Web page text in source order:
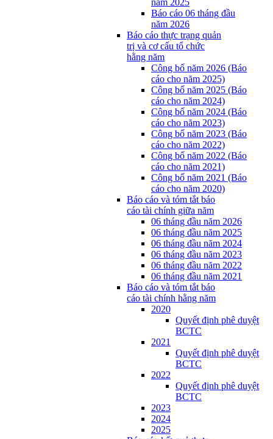
năm 2025
Báo cáo 06 tháng đầu
năm 2026
Báo cáo thực trạng quản
trị và cơ cấu tổ chức
hằng năm
Công bố năm 2026 (Báo
cáo cho năm 2025)
Công bố năm 2025 (Báo
cáo cho năm 2024)
Công bố năm 2024 (Báo
cáo cho năm 2023)
Công bố năm 2023 (Báo
cáo cho năm 2022)
Công bố năm 2022 (Báo
cáo cho năm 2021)
Công bố năm 2021 (Báo
cáo cho năm 2020)
Báo cáo và tóm tắt báo
cáo tài chính giữa năm
06 tháng đầu năm 2026
06 tháng đầu năm 2025
06 tháng đầu năm 2024
06 tháng đầu năm 2023
06 tháng đầu năm 2022
06 tháng đầu năm 2021
Báo cáo và tóm tắt báo
cáo tài chính hằng năm
2020
Quyết định phê duyệt
BCTC
2021
Quyết định phê duyệt
BCTC
2022
Quyết định phê duyệt
BCTC
2023
2024
2025